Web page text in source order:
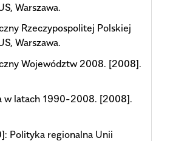
Warszawa.
Rzeczypospolitej Polskiej
Warszawa.
Województw 2008. [2008].
w latach 1990-2008. [2008].
Polityka regionalna Unii